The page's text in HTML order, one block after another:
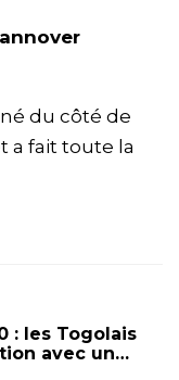
du côté de
a fait toute la
: les Togolais
avec un…